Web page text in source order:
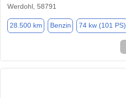
Werdohl, 58791
28.500 km Benzin 74 kw (101 PS)